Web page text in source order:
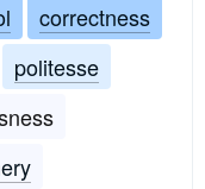
correctness
politesse